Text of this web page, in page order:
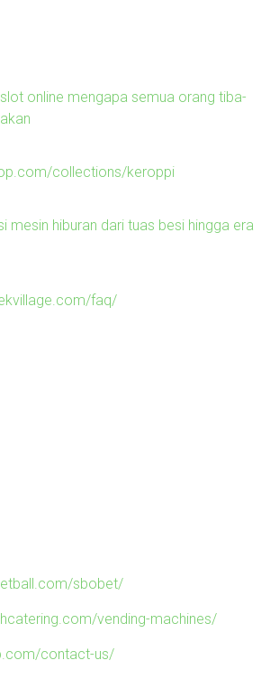
online mengapa semua orang tiba-
collections/keroppi
mesin hiburan dari tuas besi hingga era
faq/
sbobet/
vending-machines/
contact-us/